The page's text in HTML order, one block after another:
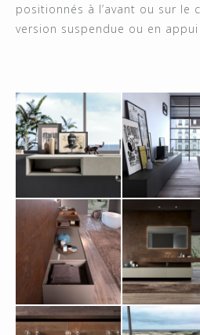
positionnés à l’avant ou sur le
version suspendue ou en appui